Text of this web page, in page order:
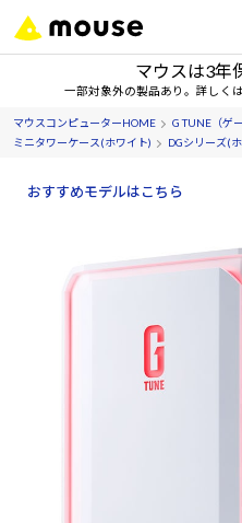
マウスは3年
一部対象外の製品あり。詳しく
マウスコンピューターHOME G TUNE（ゲ
ミニタワーケース(ホワイト)
DGシリーズ(
おすすめモデルはこちら